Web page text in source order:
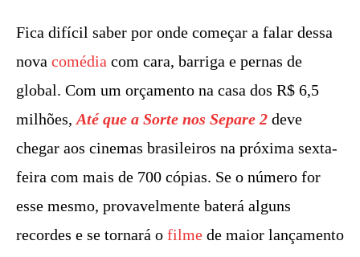
Fica difícil saber por onde começar a falar dessa
nova comédia com cara, barriga e pernas de
global. Com um orçamento na casa dos R$ 6,5
milhões, Até que a Sorte nos Separe 2 deve
chegar aos cinemas brasileiros na próxima sexta-
feira com mais de 700 cópias. Se o número for
esse mesmo, provavelmente baterá alguns
recordes e se tornará o filme de maior lançamento